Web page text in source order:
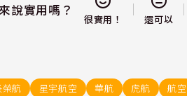
說實用嗎？
很實用！ 還可以
榮航 星宇航空 華航 虎航 航空